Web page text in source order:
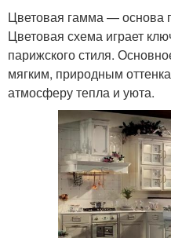
Цветовая гамма — основа
Цветовая схема играет
парижского стиля.
мягким, природным
атмосферу тепла и уюта.